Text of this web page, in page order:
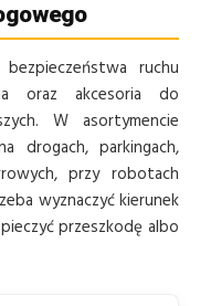
ruchu
oraz akcesoria do
W asortymencie
drogach, parkingach,
przy robotach
wyznaczyć kierunek
przeszkodę albo